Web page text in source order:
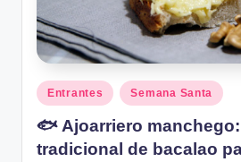
Publicado
en
Entrantes Semana Santa
🐟 Ajoarriero
tradicional de bacalao